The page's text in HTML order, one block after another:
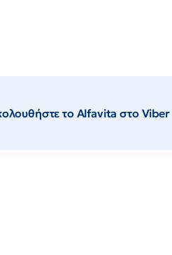
το Αlfavita στο Viber